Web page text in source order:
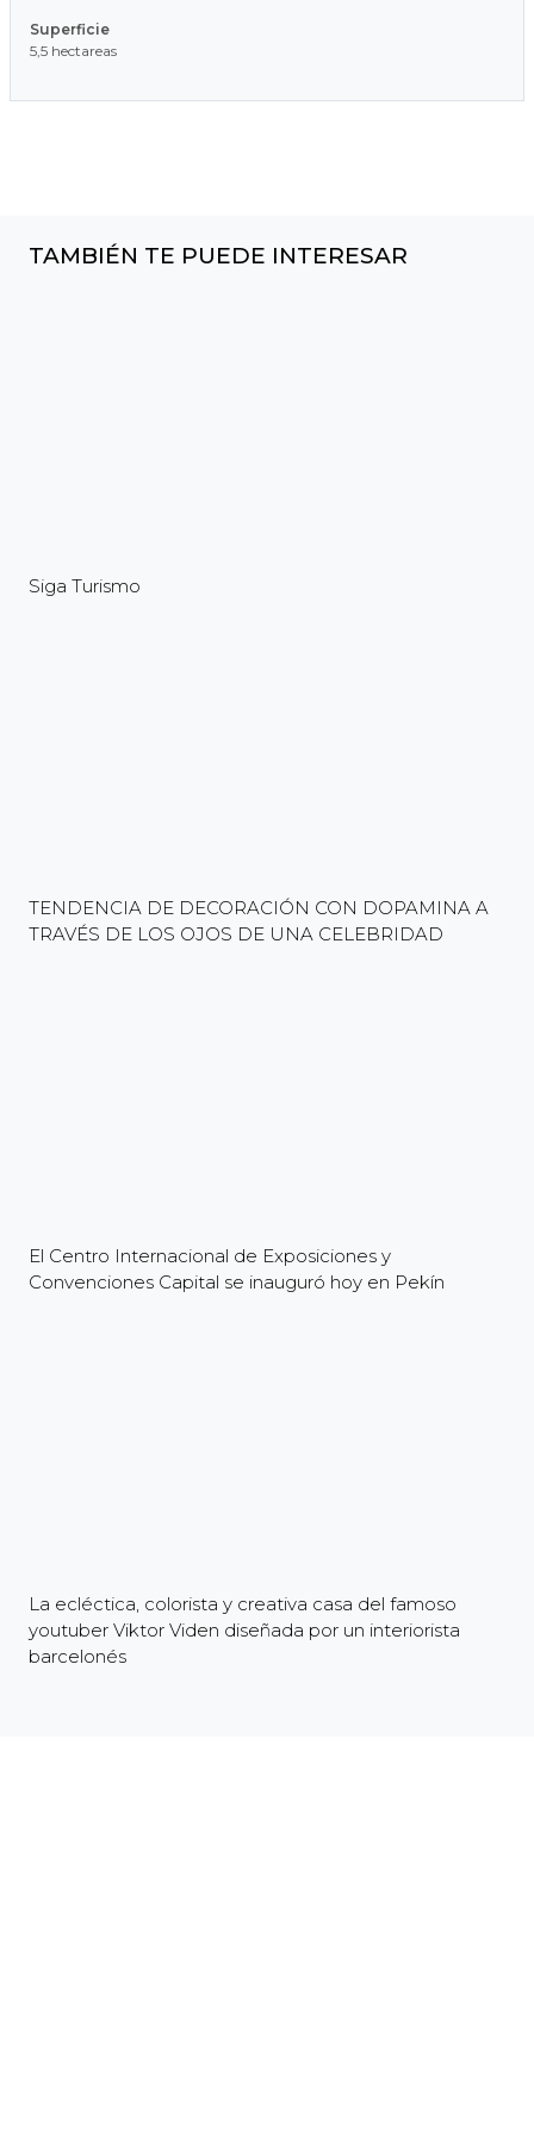
Superficie
5,5 hectareas
TAMBIÉN TE PUEDE INTERESAR
Siga Turismo
TENDENCIA DE DECORACIÓN CON DOPAMINA A
TRAVÉS DE LOS OJOS DE UNA CELEBRIDAD
El Centro Internacional de Exposiciones y
Convenciones Capital se inauguró hoy en Pekín
La ecléctica, colorista y creativa casa del famoso
youtuber Viktor Viden diseñada por un interiorista
barcelonés